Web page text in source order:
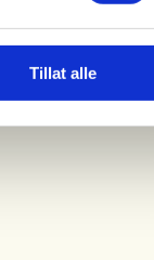
Tillat alle